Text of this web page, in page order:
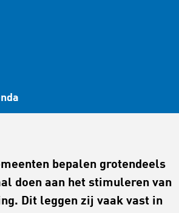
bepalen grotendeels
doen aan het stimuleren van
Dit leggen zij vaak vast in